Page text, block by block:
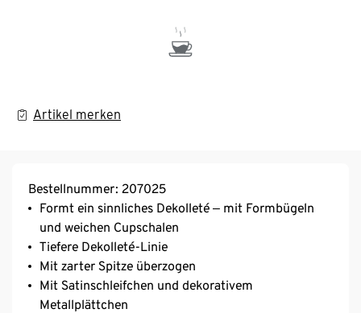
Artikel merken
Bestellnummer: 207025
Formt ein sinnliches Dekolleté ‒ mit Formbügeln
und weichen Cupschalen
Tiefere Dekolleté-Linie
Mit zarter Spitze überzogen
Mit Satinschleifchen und dekorativem
Metallplättchen